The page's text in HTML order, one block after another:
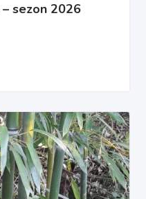
sezon 2026